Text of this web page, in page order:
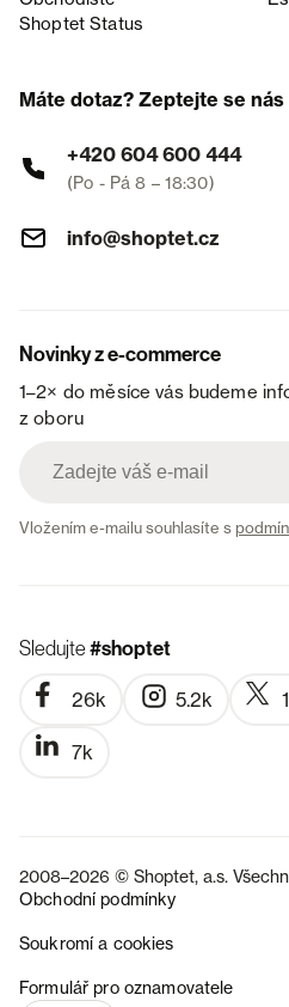
Shoptet Status
Máte dotaz? Zeptejte se nás
+420 604 600 444
(Po - Pá 8 – 18:30)
info@shoptet.cz
Novinky z e-commerce
1–2× do měsíce vás budeme
z oboru
Vložením e-mailu souhlasíte s
Sledujte#shoptet
26k 5.2k
7k
2008–2026 © Shoptet, a.s.
Obchodní podmínky
Soukromí a cookies
Formulář pro oznamovatele